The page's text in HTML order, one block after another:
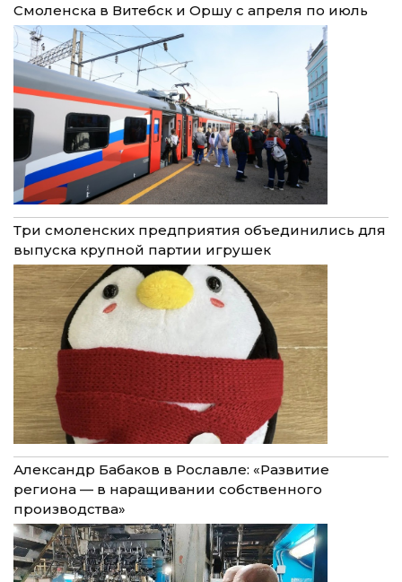
Смоленска в Витебск и Оршу с апреля по июль
Три смоленских предприятия объединились для
выпуска крупной партии игрушек
Александр Бабаков в Рославле: «Развитие
региона — в наращивании собственного
производства»